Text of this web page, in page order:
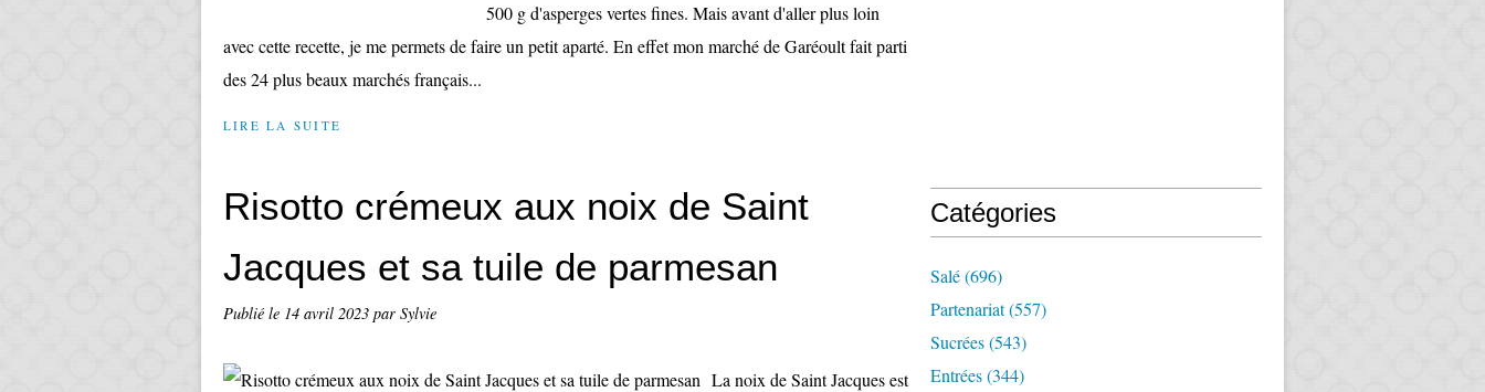
500 g d'asperges vertes fines. Mais avant d'aller plus loin
avec cette recette, je me permets de faire un petit aparté. En effet mon marché de Garéoult fait parti
des 24 plus beaux marchés français...
LIRE LA SUITE
Risotto crémeux aux noix de Saint
Jacques et sa tuile de parmesan
Publié le 14 avril 2023 par Sylvie
La noix de Saint Jacques est
Catégories
Salé(696)
Partenariat(557)
Sucrées(543)
Entrées(344)